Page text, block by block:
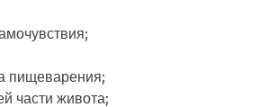
пищеварения;
части живота;